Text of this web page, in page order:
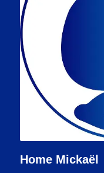
Home Mickaël